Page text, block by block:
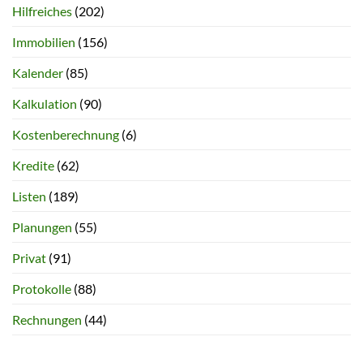
Hilfreiches (202)
Immobilien (156)
Kalender (85)
Kalkulation (90)
Kostenberechnung (6)
Kredite (62)
Listen (189)
Planungen (55)
Privat (91)
Protokolle (88)
Rechnungen (44)